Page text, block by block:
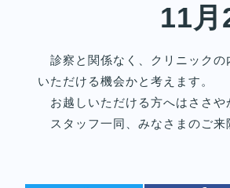
11
診察と関係なく、クリニックの
いただける機会かと考えます。
お越しいただける方へはささや
スタッフ一同、みなさまのご来